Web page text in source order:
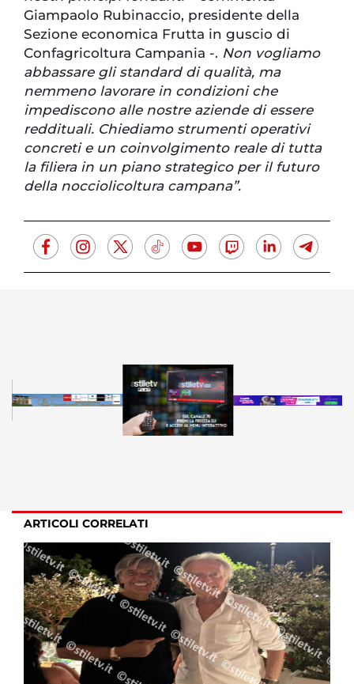
Giampaolo Rubinaccio, presidente della
Sezione economica Frutta in guscio di
Confagricoltura Campania -. Non vogliamo
abbassare gli standard di qualità, ma
nemmeno lavorare in condizioni che
impediscono alle nostre aziende di essere
reddituali. Chiediamo strumenti operativi
concreti e un coinvolgimento reale di tutta
la filiera in un piano strategico per il futuro
della nocciolicoltura campana”.
ARTICOLI CORRELATI